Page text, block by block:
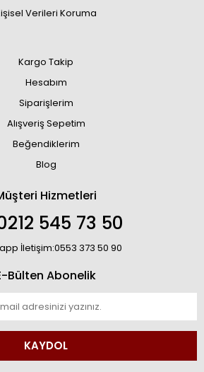
Verileri Koruma
Kargo Takip
Hesabım
Siparişlerim
Alışveriş Sepetim
Beğendiklerim
Blog
Hizmetleri
545 73 50
İletişim:0553 373 50 90
Bülten Abonelik
KAYDOL